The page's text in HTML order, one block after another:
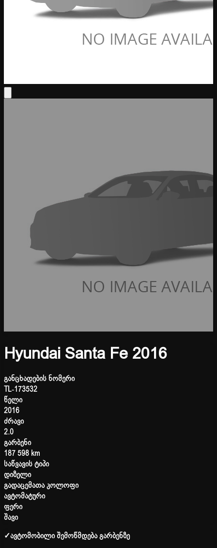
Hyundai Santa Fe 2016
განცხადების ნომერი
TL-173532
წელი
2016
ძრავი
2.0
გარბენი
187 598 km
საწვავის ტიპი
დიზელი
გადაცემათა კოლოფი
ავტომატური
ფერი
შავი
✓ავტომობილი შემოწმდება გარბენზე